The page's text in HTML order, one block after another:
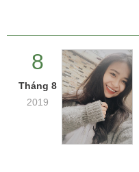
8
Tháng 8
2019